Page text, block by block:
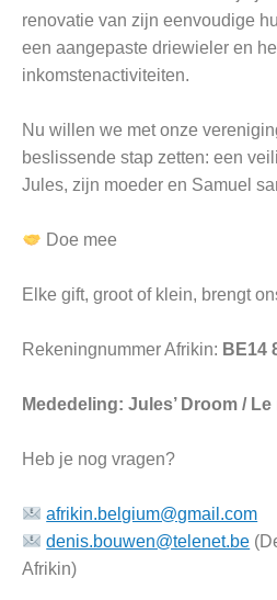
renovatie van zijn eenvoudige
een aangepaste driewieler en
inkomstenactiviteiten.
Nu willen we met onze
beslissende stap zetten: een
Jules, zijn moeder en Samuel
Doe mee
Elke gift, groot of klein, brengt
Rekeningnummer Afrikin: BE14
Mededeling: Jules’ Droom /
Heb je nog vragen?
afrikin.belgium@gmail.com
denis.bouwen@telenet.be
Afrikin)